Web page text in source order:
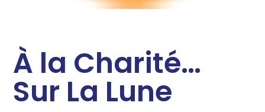
À la Charité…
Sur La Lune